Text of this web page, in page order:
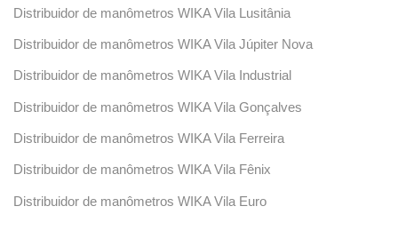
Distribuidor de manômetros WIKA Vila Lusitânia
Distribuidor de manômetros WIKA Vila Júpiter Nova
Distribuidor de manômetros WIKA Vila Industrial
Distribuidor de manômetros WIKA Vila Gonçalves
Distribuidor de manômetros WIKA Vila Ferreira
Distribuidor de manômetros WIKA Vila Fênix
Distribuidor de manômetros WIKA Vila Euro